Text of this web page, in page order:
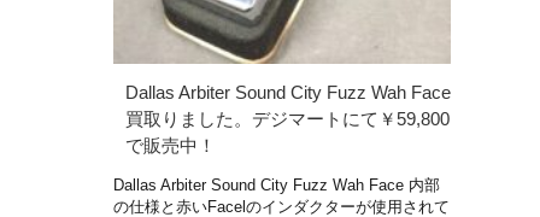
Dallas Arbiter Sound City Fuzz Wah Face
買取りました。デジマートにて￥59,800
で販売中！
Dallas Arbiter Sound City Fuzz Wah Face 内部
の仕様と赤いFacelのインダクターが使用されて